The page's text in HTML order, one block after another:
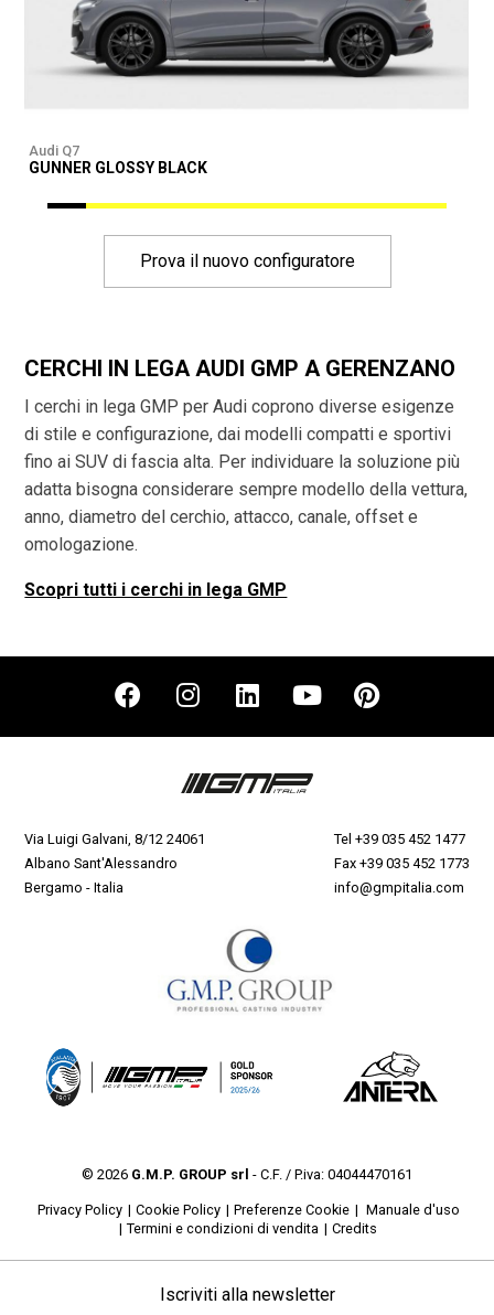
Audi Q7
GUNNER GLOSSY BLACK
Prova il nuovo configuratore
CERCHI IN LEGA AUDI GMP A GERENZANO
I cerchi in lega GMP per Audi coprono diverse esigenze
di stile e configurazione, dai modelli compatti e sportivi
fino ai SUV di fascia alta. Per individuare la soluzione più
adatta bisogna considerare sempre modello della vettura,
anno, diametro del cerchio, attacco, canale, offset e
omologazione.
Scopri tutti i cerchi in lega GMP
Via Luigi Galvani, 8/12 24061
Albano Sant'Alessandro
Bergamo - Italia
Tel +39 035 452 1477
Fax +39 035 452 1773
info@gmpitalia.com
© 2026 G.M.P. GROUP srl - C.F. / P.iva: 04044470161
Privacy Policy Cookie Policy Preferenze Cookie
Manuale d'uso
Termini e condizioni di vendita
Credits
Iscriviti alla newsletter